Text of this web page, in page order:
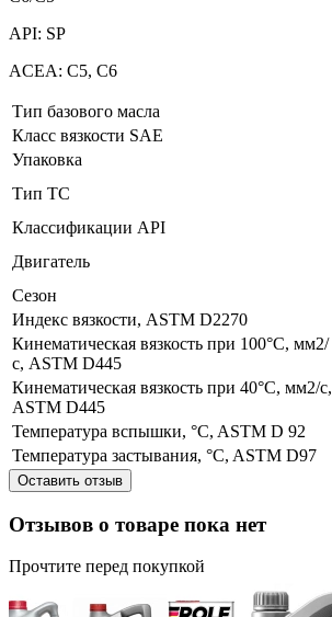
API: SP
ACEA: C5, C6
Тип базового масла
Класс вязкости SAE
Упаковка
Тип ТС
Классификации API
Двигатель
Сезон
Индекс вязкости, ASTM D2270
Кинематическая вязкость при 100°C, мм2/
с, ASTM D445
Кинематическая вязкость при 40°C, мм2/с,
ASTM D445
Температура вспышки, °C, ASTM D 92
Температура застывания, °C, ASTM D97
Оставить отзыв
Отзывов о товаре пока нет
Прочтите перед покупкой